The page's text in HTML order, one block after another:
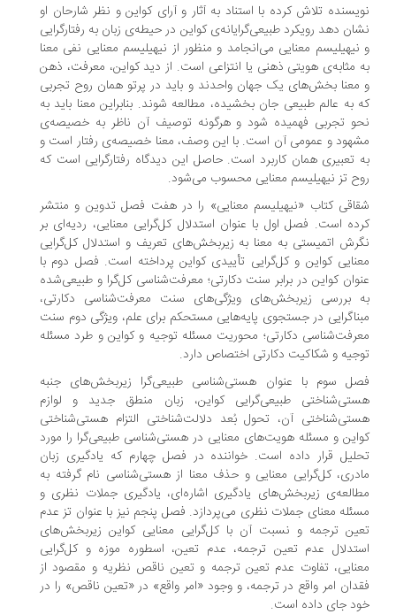
تلاش کرده با استناد به آثار و آرای کواین و نظر شارحان او
دهد رویکرد طبیعی‌گرایانه‌ی کواین در حیطه‌ی زبان به رفتارگرایی
معنایی می‌انجامد و منظور از نیهیلیسم معنایی نفی معنا
مثابه‌ی هویتی ذهنی یا انتزاعی است. از دید کواین، معرفت، ذهن
بخش‌های یک جهان واحدند و باید در پرتو همان روح تجربی
به عالم طبیعی جان بخشیده، مطالعه شوند. بنابراین معنا باید به
تجربی فهمیده شود و هرگونه توصیف آن ناظر به خصیصه‌ی
و عمومی آن است. با این وصف، معنا خصیصه‌ی رفتار است و
تعبیری همان کاربرد است. حاصل این دیدگاه رفتارگرایی است که
تز نیهیلیسم معنایی محسوب می‌شود.
کتاب «نیهیلیسم معنایی» را در هفت ‌فصل تدوین و منتشر
است. فصل اول با عنوان استدلال کل‌گرایی معنایی، ردیه‌ای بر
اتمیستی به معنا به زیربخش‌های تعریف و استدلال کل‌گرایی
کواین و کل‌گرایی تأییدی کواین پرداخته است. فصل دوم با
کواین در برابر سنت دکارتی؛ معرفت‌شناسی کل‌گرا و طبیعی‌شده
بررسی زیربخش‌های ویژگی‌های سنت معرفت‌شناسی دکارتی،
در جستجوی پایه‌هایی مستحکم برای علم، ویژگی دوم سنت
دکارتی؛ محوریت مسئله توجیه و کواین و طرد مسئله
و شکاکیت دکارتی اختصاص دارد.
سوم با عنوان هستی‌شناسی طبیعی‌گرا زیربخش‌های جنبه
طبیعی‌گرایی کواین، زبان منطق جدید و لوازم
آن، تحول بُعد دلالت‌شناختی التزام هستی‌شناختی
و مسئله هویت‌های معنایی در هستی‌شناسی طبیعی‌گرا را مورد
قرار داده است. خواننده در فصل چهارم که یادگیری زبان
کل‌گرایی معنایی و حذف معنا از هستی‌شناسی نام گرفته به
زیربخش‌های یادگیری اشاره‌ای، یادگیری جملات نظری و
معنای جملات نظری می‌پردازد. فصل پنجم نیز با عنوان تز عدم
ترجمه و نسبت آن با کل‌گرایی معنایی کواین زیربخش‌های
عدم تعین ترجمه، عدم تعین، اسطوره موزه و کل‌گرایی
تفاوت عدم تعین ترجمه و تعین ناقص نظریه و مقصود از
امر واقع در ترجمه، و وجود «امر واقع» در «تعین ناقص» را در
جای داده است.